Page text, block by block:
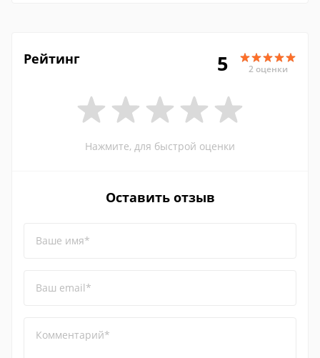
Рейтинг 5 2 оценки
Нажмите, для быстрой оценки
Оставить отзыв
Ваше имя*
Ваш email*
Комментарий*